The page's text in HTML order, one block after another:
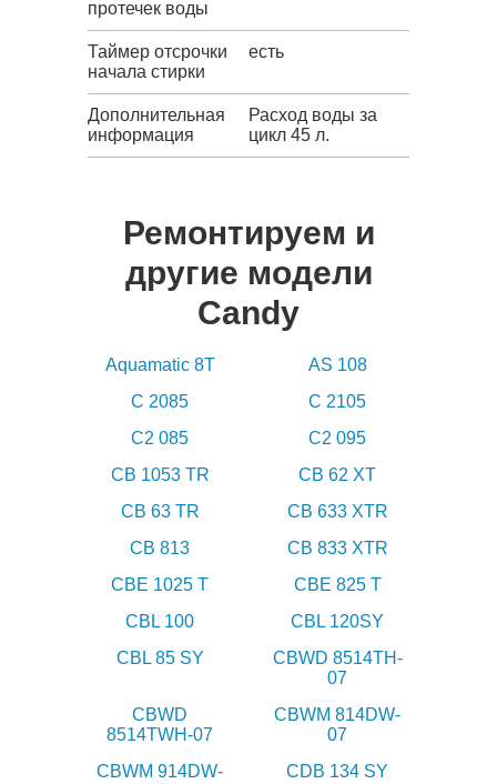
протечек воды
Таймер отсрочки
начала стирки
есть
Дополнительная
информация
Расход воды за
цикл 45 л.
Ремонтируем и
другие модели
Candy
Aquamatic 8T
AS 108
C 2085
C 2105
C2 085
C2 095
CB 1053 TR
CB 62 XT
CB 63 TR
CB 633 XTR
CB 813
CB 833 XTR
CBE 1025 T
CBE 825 T
CBL 100
CBL 120SY
CBL 85 SY
CBWD 8514TH-
07
CBWD
8514TWH-07
CBWM 814DW-
07
CBWM 914DW-
CDB 134 SY